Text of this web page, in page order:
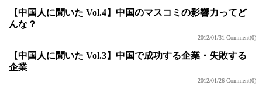
【中国人に聞いた Vol.4】中国のマスコミの影響力ってど
んな？
2012/01/31 Comment(0)
【中国人に聞いた Vol.3】中国で成功する企業・失敗する
企業
2012/01/26 Comment(0)